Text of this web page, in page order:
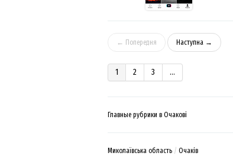
← Попередня Наступна →
1 2 3 ...
Главные рубрики в Очакові
Миколаївська область Очаків